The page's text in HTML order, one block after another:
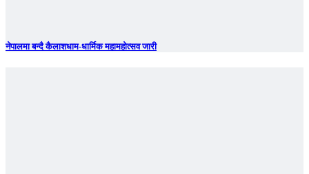
नेपालमा बन्दै कैलाशधाम-धार्मिक महामहोत्सव जारी